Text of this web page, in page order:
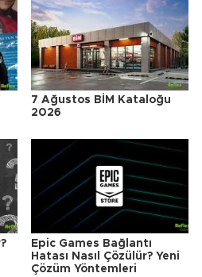
7 Ağustos BİM Kataloğu
2026
Epic Games Bağlantı
Hatası Nasıl Çözülür? Yeni
Çözüm Yöntemleri